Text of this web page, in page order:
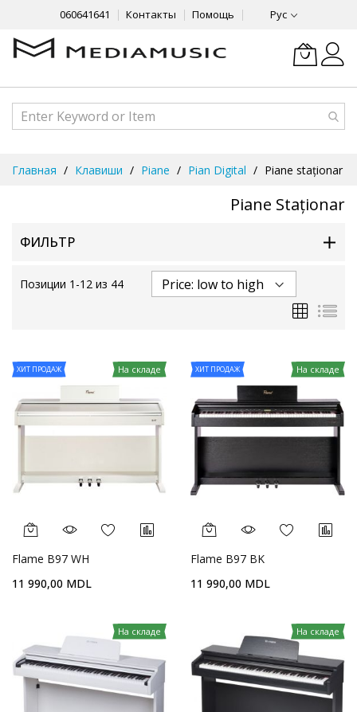
060641641 Контакты Помощь Рус
Главная Клавиши Piane Pian Digital Piane staționar
Piane Staționar
ФИЛЬТР
Позиции 1 -12 из 44
Сетка
На складе
ХИТ ПРОДАЖ
Flame B97 WH
11 990,00 MDL
На складе
ХИТ ПРОДАЖ
Flame B97 BK
11 990,00 MDL
На складе На складе